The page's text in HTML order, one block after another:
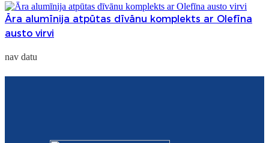
Āra alumīnija atpūtas dīvānu komplekts ar Olefīna
austo virvi
nav datu